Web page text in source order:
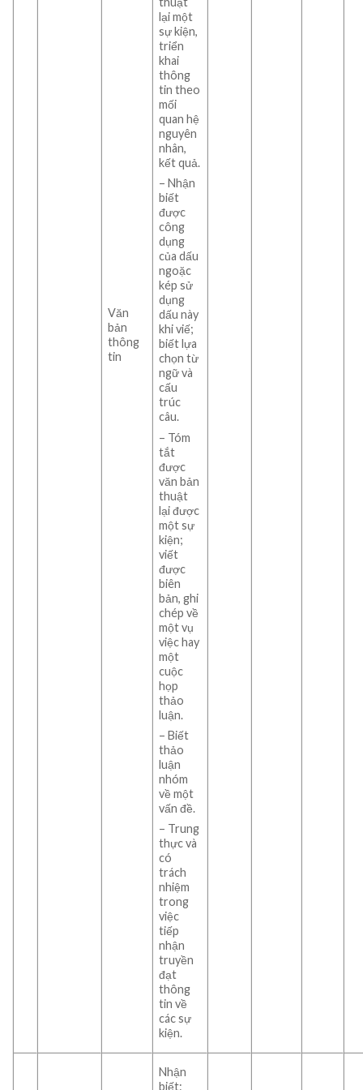
Văn
bản
thông
tin
lại một
sự kiện,
triển
khai
thông
tin theo
mối
quan hệ
nguyên
nhân,
kết quả.
– Nhận
biết
được
công
dụng
của dấu
ngoặc
kép sử
dụng
dấu này
khi viế;
biết lựa
chọn từ
ngữ và
cấu
trúc
câu.
– Tóm
tắt
được
văn bản
thuật
lại được
một sự
kiện;
viết
được
biên
bản, ghi
chép về
một vụ
việc hay
một
cuộc
họp
thảo
luận.
– Biết
thảo
luận
nhóm
về một
vấn đề.
– Trung
thực và
có
trách
nhiệm
trong
việc
tiếp
nhận
truyền
đạt
thông
tin về
các sự
kiện.
Nhận
biết: